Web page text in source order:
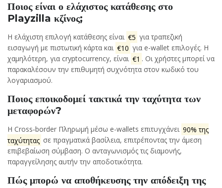
Ποιος είναι ο ελάχιστος κατάθεσης στο
Playzilla κζίνος;
Η ελάχιστη επιλογή κατάθεσης είναι €5 για τραπεζική
εισαγωγή με πιστωτική κάρτα και €10 για e-wallet επιλογές. Η
χαμηλότερη, για cryptocurrency, είναι €1 . Οι χρήστες μπορεί να
παρακαλέσουν την επιθυμητή συχνότητα στον κωδικό του
λογαριασμού.
Ποιος εποικοδομεί τακτικά την ταχύτητα των
μεταφορών?
Η Cross‑border Πληρωμή μέσω e-wallets επιτυγχάνει 90% της
ταχύτητας σε πραγματικά βασίλεια, επιτρέποντας την άμεση
επιβεβαίωση σύμβαση. Ο ανταγωνισμός τις διαμονής,
παραγγείλησης αυτήν την αποδοτικότητα.
Πώς μπορώ να αποθήκευσης την απόδειξη της